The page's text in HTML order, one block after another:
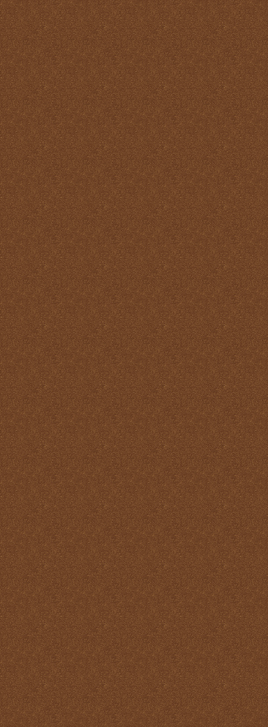
transformación en Cristo
La suprema adoración
Las cuatro finalidades de
la Santa Misa
María Santísima y la
Eucaristía
María Santísima y la Santa
Misa
Misas Gregorianas
Misterio de unidad
Necesidad de aprender lo
que es la Santa Misa
No hay cosa que más odie
el demonio que la Santa
Misa
Nuestra vida debe ser una
Santa Misa prolongada
Nuestro sacrificio se
transforma en el sacrificio
de Cristo
Ofertorio
Participación
Partícipes de la naturaleza
divina
Petición y acción de
gracias
Plegarias Eucarísticas
Por Cristo con Él y en Él
Preparación para la Santa
Misa
Real y verdadera presencia
de Jesús en la Eucaristía
remotepost@sancta-missa-
cotidiana.org
Reparación
Ser Eucaristía
Sin etiqueta
Transubstanciación
Un milagro de amor